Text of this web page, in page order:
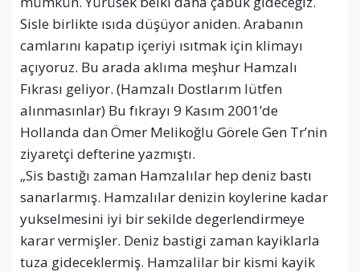
Sisle birlikte ısıda düşüyor aniden. Arabanın
camlarını kapatıp içeriyi ısıtmak için klimayı
açıyoruz. Bu arada aklıma meşhur Hamzalı
Fıkrası geliyor. (Hamzalı Dostlarım lütfen
alınmasınlar) Bu fıkrayı 9 Kasım 2001’de
Hollanda dan Ömer Melikoğlu Görele Gen Tr’nin
ziyaretçi defterine yazmıştı.
„Sis bastığı zaman Hamzalılar hep deniz bastı
sanarlarmış. Hamzalılar denizin koylerine kadar
yukselmesini iyi bir sekilde degerlendirmeye
karar vermişler. Deniz bastigi zaman kayiklarla
tuza gideceklermiş. Hamzalilar bir kismi kayik